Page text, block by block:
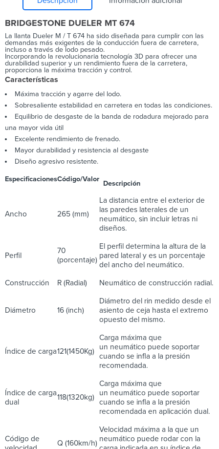
BRIDGESTONE DUELER MT 674
La llanta Dueler M / T 674 ha sido diseñada para cumplir con las
demandas más exigentes de la conducción fuera de carretera,
incluso a través de lodo pesado.
Incorporando la revolucionaria tecnología 3D para ofrecer una
durabilidad superior y un rendimiento fuera de la carretera,
proporciona la máxima tracción y control.
Características
Máxima tracción y agarre del lodo.
Sobresaliente estabilidad en carretera en todas las condiciones.
Equilibrio de desgaste de la banda de rodadura mejorado para
una mayor vida útil
Excelente rendimiento de frenado.
Mayor durabilidad y resistencia al desgaste
Diseño agresivo resistente.
EspecificacionesCódigo/Valor
Descripción
Ancho 265 (mm)
La distancia entre el exterior de
las paredes laterales de un
neumático, sin incluir letras ni
diseños.
Perfil
70
(porcentaje)
El perfil determina la altura de la
pared lateral y es un porcentaje
del ancho del neumático.
Construcción R (Radial) Neumático de construcción radial.
Diámetro 16 (inch)
Diámetro del rin medido desde el
asiento de ceja hasta el extremo
opuesto del mismo.
Índice de carga121(1450Kg)
Carga máxima que
un neumático puede soportar
cuando se infla a la presión
recomendada.
Índice de carga
dual
118(1320kg)
Carga máxima que
un neumático puede soportar
cuando se infla a la presión
recomendada en aplicación dual.
Código de
Q (160km/h)
Velocidad máxima a la que un
neumático puede rodar con la